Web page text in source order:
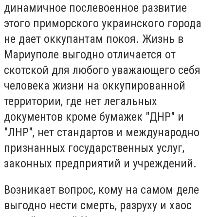
динамичное послевоенное развитие
этого приморского украинского города
не дает оккупантам покоя. Жизнь в
Мариуполе выгодно отличается от
скотской для любого уважающего себя
человека жизни на оккупированной
территории, где нет легальных
документов кроме бумажек "ДНР" и
"ЛНР", нет стандартов и международно
признанных государственных услуг,
законных предприятий и учреждений.
Возникает вопрос, кому на самом деле
выгодно нести смерть, разруху и хаос